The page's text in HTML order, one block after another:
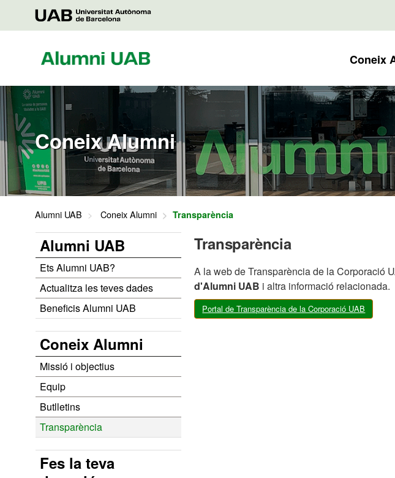
contenidoUAB Coneix
Coneix Alumni
Alumni UAB Coneix Alumni Transparència
Alumni UAB
Ets Alumni UAB?
Actualitza les teves dades
Beneficis Alumni UAB
Coneix Alumni
Missió i objectius
Equip
Butlletins
Transparència
Fes la teva
Transparència
A la web de Transparència de la Corporació
d'Alumni UAB i altra informació relacionada.
Portal de Transparència de la Corporació UAB